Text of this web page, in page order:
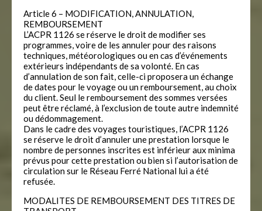
Article 6 – MODIFICATION, ANNULATION,
REMBOURSEMENT
L’ACPR 1126 se réserve le droit de modifier ses
programmes, voire de les annuler pour des raisons
techniques, météorologiques ou en cas d’événements
extérieurs indépendants de sa volonté. En cas
d’annulation de son fait, celle-ci proposera un échange
de dates pour le voyage ou un remboursement, au choix
du client. Seul le remboursement des sommes versées
peut être réclamé, à l’exclusion de toute autre indemnité
ou dédommagement.
Dans le cadre des voyages touristiques, l’ACPR 1126
se réserve le droit d’annuler une prestation lorsque le
nombre de personnes inscrites est inférieur aux minima
prévus pour cette prestation ou bien si l’autorisation de
circulation sur le Réseau Ferré National lui a été
refusée.
MODALITES DE REMBOURSEMENT DES TITRES DE